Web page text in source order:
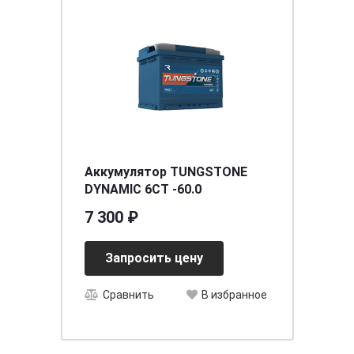
Аккумулятор TUNGSTONE
DYNAMIC 6СТ -60.0
7 300 ₽
Запросить цену
Сравнить В избранное